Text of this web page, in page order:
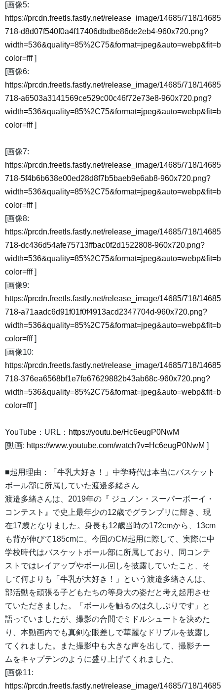
[画像5:
https://prcdn.freetls.fastly.net/release_image/14685/718/
718-d8d07f540f0a4f17406dbdbe86de2eb4-960x720.png?
color=fff]
[画像6:
https://prcdn.freetls.fastly.net/release_image/14685/718/
718-a6503a3141569ce529c00c46f72e73e8-960x720.png?
color=fff]
[画像7:
https://prcdn.freetls.fastly.net/release_image/14685/718/
718-5f4b6b638e00ed28d8f7b5baeb9e6ab8-960x720.png?
color=fff]
[画像8:
https://prcdn.freetls.fastly.net/release_image/14685/718/
718-dc436d54afe75713ffbac0f2d1522808-960x720.png?
color=fff]
[画像9:
https://prcdn.freetls.fastly.net/release_image/14685/718/
718-a71aadc6d91f01f0f4913acd2347704d-960x720.png?
color=fff]
[画像10:
https://prcdn.freetls.fastly.net/release_image/14685/718/
718-376ea6568bf1e7fe67629882b43ab68c-960x720.png?
color=fff]
YouTube：URL： https://youtu.be/Hc6eugP0NwM
[動画: https://www.youtube.com/watch?v=Hc6eugP0NwM ]
■起用理由：「牛乳大好き！」中学時代は本当にバスケット
ボール部に所属していた渡邉多緒さん
渡邉多緒さんは、2019年の『 ジュノン・スーパーボーイ・
コンテスト』で史上最年少の12歳でグランプリに輝き、現
在17歳となりました。身長も12歳当時の172cmから、13cm
も背が伸びて185cmに。今回のCM起用に際して、実際に中
学校時代はバスケットボール部に所属しており、同コンテ
ストではレイアップやボール回しを披露していたこと、そ
して何よりも「牛乳が大好き！」という渡邉多緒さんは、
部活動を頑張る子どもたちの等身大の姿だと考え起用させ
ていただきました。「ボールを触るのは久しぶりです」と
語っていましたが、撮影の合間でミドルシュートを決めた
り、本動画内でも真剣な眼差しで華麗なドリブルを披露し
てくれました。また撮影中も大きな声を出して、撮影チー
ムをキャプテンのように盛り上げてくれました。
[画像11:
https://prcdn.freetls.fastly.net/release_image/14685/718/